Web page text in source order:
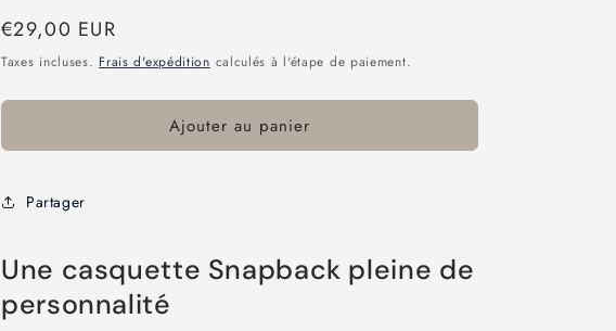
Prix
habituel
€29,00 EUR
Taxes incluses. Frais d'expédition calculés à l'étape de paiement.
Ajouter au panier
Partager
Une casquette Snapback pleine de
personnalité